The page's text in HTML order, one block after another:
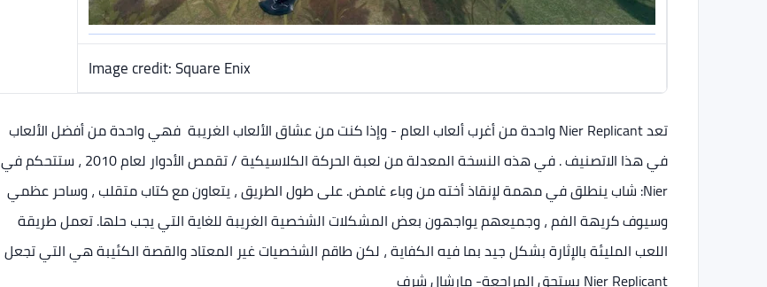
Image credit: Square Enix
تعد Nier Replicant واحدة من أغرب ألعاب العام - وإذا كنت من عشاق الألعاب الغريبة فهي واحدة من أفضل الألعاب
في هذا الاتصنيف . في هذه النسخة المعدلة من لعبة الحركة الكلاسيكية / تقمص الأدوار لعام 2010 ، ستتحكم في
Nier: شاب ينطلق في مهمة لإنقاذ أخته من وباء غامض. على طول الطريق ، يتعاون مع كتاب متقلب ، وساحر عظمي
وسيوف كريهة الفم ، وجميعهم يواجهون بعض المشكلات الشخصية الغريبة للغاية التي يجب حلها. تعمل طريقة
اللعب المليئة بالإثارة بشكل جيد بما فيه الكفاية ، لكن طاقم الشخصيات غير المعتاد والقصة الكئيبة هي التي تجعل
Nier Replicant يستحق المراجعة
- مارشال شرف